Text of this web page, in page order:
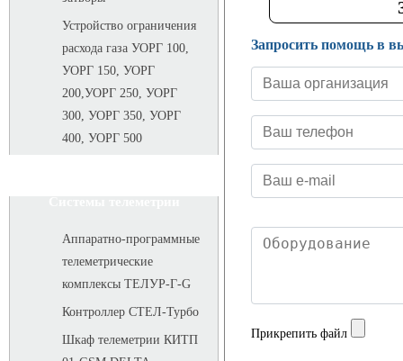
Устройство ограничения
расхода газа УОРГ 100,
УОРГ 150, УОРГ
200,УОРГ 250, УОРГ
300, УОРГ 350, УОРГ
400, УОРГ 500
Аппаратно-программные
телеметрические
комплексы ТЕЛУР-Г-G
Контроллер СТЕЛ-Турбо
Шкаф телеметрии КИТП
Запросить помощь в
Прикрепить файл